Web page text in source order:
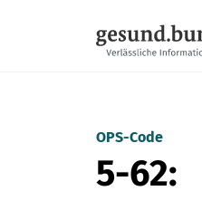
OPS-Code
5-62: